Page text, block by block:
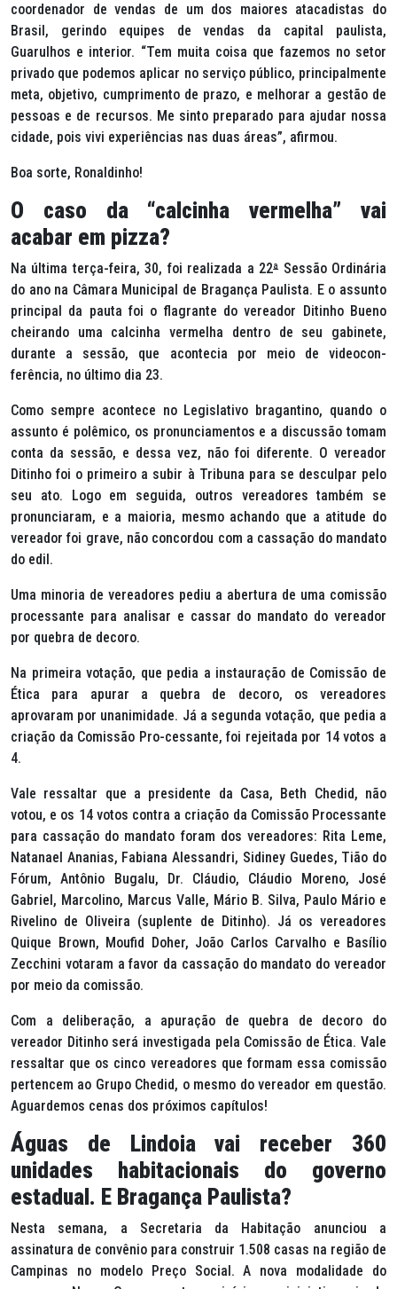
coordenador de vendas de um dos maiores atacadistas do
Brasil, gerindo equipes de vendas da capital paulista,
Guarulhos e interior. “Tem muita coisa que fazemos no setor
privado que podemos aplicar no serviço público, principalmente
meta, objetivo, cumprimento de prazo, e melhorar a gestão de
pessoas e de recursos. Me sinto preparado para ajudar nossa
cidade, pois vivi experiências nas duas áreas”, afirmou.
Boa sorte, Ronaldinho!
O caso da “calcinha vermelha” vai
acabar em pizza?
Na última terça-feira, 30, foi realizada a 22ªSessão Ordinária
do ano na Câmara Municipal de Bragança Paulista. E o assunto
principal da pauta foi o flagrante do vereador Ditinho Bueno
cheirando uma calcinha vermelha dentro de seu gabinete,
durante a sessão, que acontecia por meio de videocon-
ferência, no último dia 23.
Como sempre acontece no Legislativo bragantino, quando o
assunto é polêmico, os pronunciamentos e a discussão tomam
conta da sessão, e dessa vez, não foi diferente. O vereador
Ditinho foi o primeiro a subir à Tribuna para se desculpar pelo
seu ato. Logo em seguida, outros vereadores também se
pronunciaram, e a maioria, mesmo achando que a atitude do
vereador foi grave, não concordou com a cassação do mandato
do edil.
Uma minoria de vereadores pediu a abertura de uma comissão
processante para analisar e cassar do mandato do vereador
por quebra de decoro.
Na primeira votação, que pedia a instauração de Comissão de
Ética para apurar a quebra de decoro, os vereadores
aprovaram por unanimidade. Já a segunda votação, que pedia a
criação da Comissão Pro-cessante, foi rejeitada por 14 votos a
4.
Vale ressaltar que a presidente da Casa, Beth Chedid, não
votou, e os 14 votos contra a criação da Comissão Processante
para cassação do mandato foram dos vereadores: Rita Leme,
Natanael Ananias, Fabiana Alessandri, Sidiney Guedes, Tião do
Fórum, Antônio Bugalu, Dr. Cláudio, Cláudio Moreno, José
Gabriel, Marcolino, Marcus Valle, Mário B. Silva, Paulo Mário e
Rivelino de Oliveira (suplente de Ditinho). Já os vereadores
Quique Brown, Moufid Doher, João Carlos Carvalho e Basílio
Zecchini votaram a favor da cassação do mandato do vereador
por meio da comissão.
Com a deliberação, a apuração de quebra de decoro do
vereador Ditinho será investigada pela Comissão de Ética. Vale
ressaltar que os cinco vereadores que formam essa comissão
pertencem ao Grupo Chedid, o mesmo do vereador em questão.
Aguardemos cenas dos próximos capítulos!
Águas de Lindoia vai receber 360
unidades habitacionais do governo
estadual. E Bragança Paulista?
Nesta semana, a Secretaria da Habitação anunciou a
assinatura de convênio para construir 1.508 casas na região de
Campinas no modelo Preço Social. A nova modalidade do